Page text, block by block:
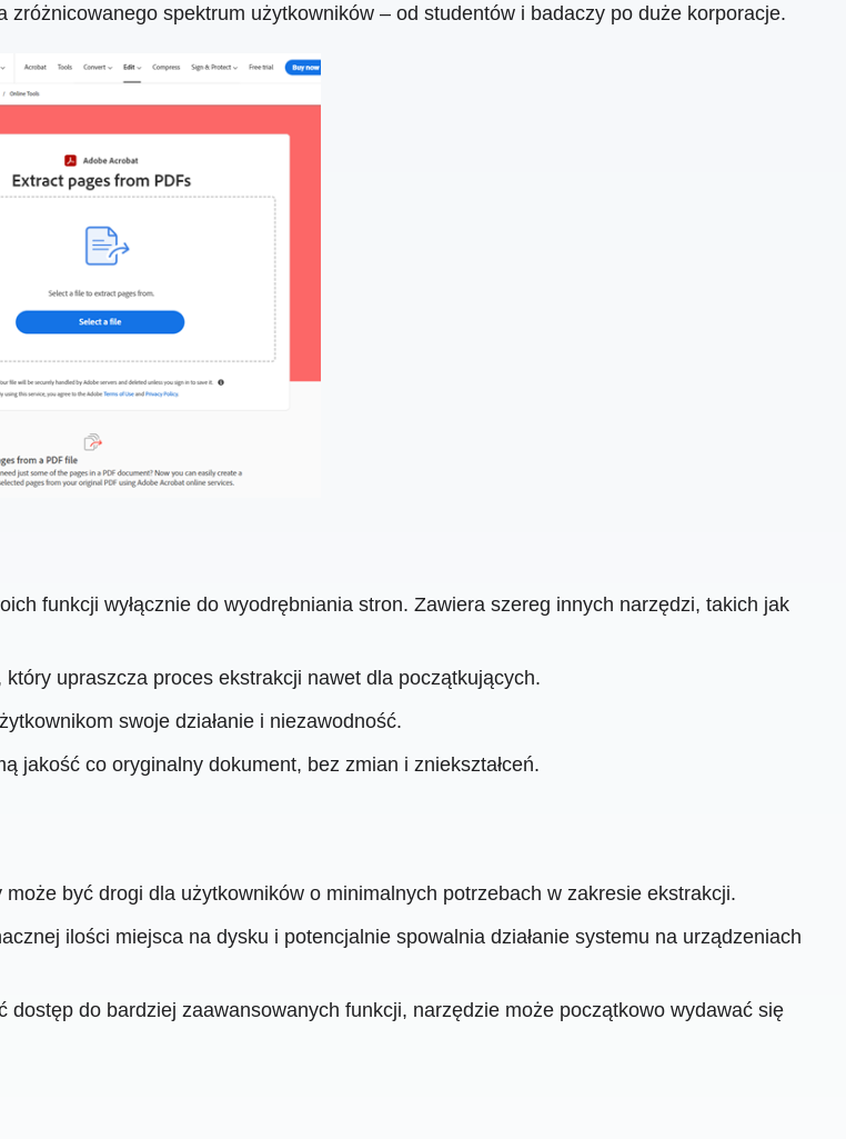
spektrum użytkowników – od studentów i badaczy po duże korporacje.
funkcji wyłącznie do wyodrębniania stron. Zawiera szereg innych narzędzi, takich jak
upraszcza proces ekstrakcji nawet dla początkujących.
swoje działanie i niezawodność.
jakość co oryginalny dokument, bez zmian i zniekształceń.
być drogi dla użytkowników o minimalnych potrzebach w zakresie ekstrakcji.
ilości miejsca na dysku i potencjalnie spowalnia działanie systemu na urządzeniach
do bardziej zaawansowanych funkcji, narzędzie może początkowo wydawać się